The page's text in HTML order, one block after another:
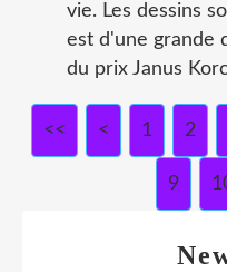
vie. Les dessins
est d'une grande
du prix Janus
<< < 1 2
9